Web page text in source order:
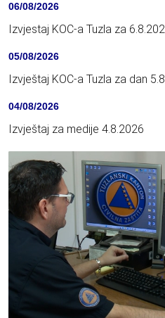
06/08/2026
Izvjestaj KOC-a Tuzla za
05/08/2026
Izvještaj KOC-a Tuzla za dan
04/08/2026
Izvještaj za medije 4.8.2026